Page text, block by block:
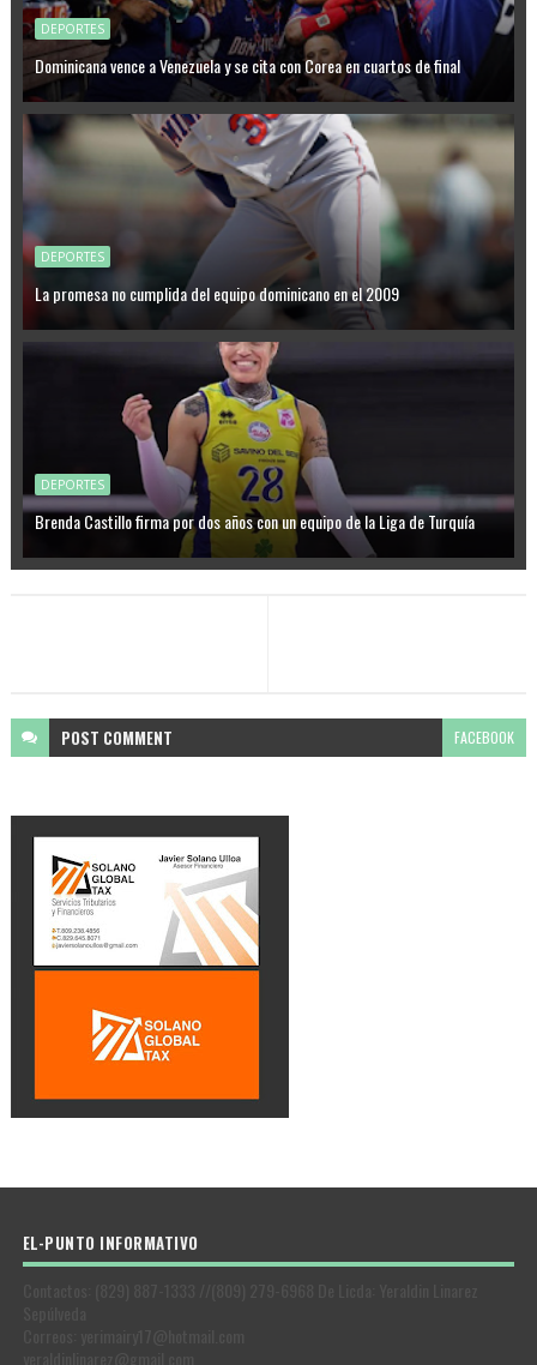
DEPORTES
Dominicana vence a Venezuela y se cita con Corea en cuartos de final
DEPORTES
La promesa no cumplida del equipo dominicano en el 2009
DEPORTES
Brenda Castillo firma por dos años con un equipo de la Liga de Turquía
POST COMMENT FACEBOOK
EL-PUNTO INFORMATIVO